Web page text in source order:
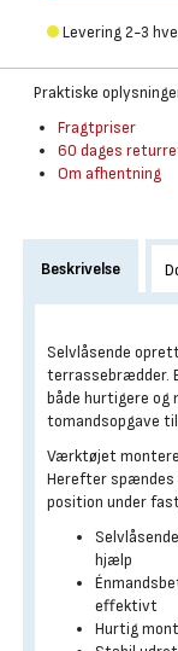
Levering 2-3
Praktiske
Fragtpriser
60 dages
Om afhentning
Beskrivelse
Selvlåsende
terrassebrædder.
både hurtigere
tomandsopgave
Værktøjet
Herefter
position under
hjælp
effektivt
Hurtig